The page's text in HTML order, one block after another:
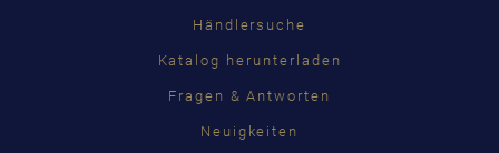
Händlersuche
Katalog herunterladen
Fragen & Antworten
Neuigkeiten